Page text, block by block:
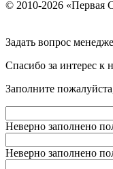
© 2010-2026 «Первая
Задать вопрос
Спасибо за интерес
Заполните
Неверно заполнено
Неверно заполнено